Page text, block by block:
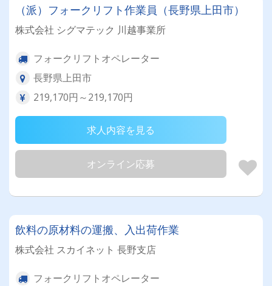
（派）フォークリフト作業員（長野県上田市）
株式会社 シグマテック 川越事業所
フォークリフトオペレーター
長野県上田市
219,170円～219,170円
求人内容を見る
オンライン応募
飲料の原材料の運搬、入出荷作業
株式会社 スカイネット 長野支店
フォークリフトオペレーター